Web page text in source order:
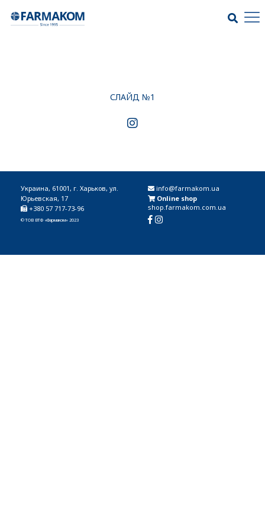
СЛАЙД №1
Украина, 61001, г. Харьков, ул.
Юрьевская, 17
+380 57 717-73-96
© ТОВ ВТФ «Фармаком» 2023
info@farmakom.ua
Online shop
shop.farmakom.com.ua